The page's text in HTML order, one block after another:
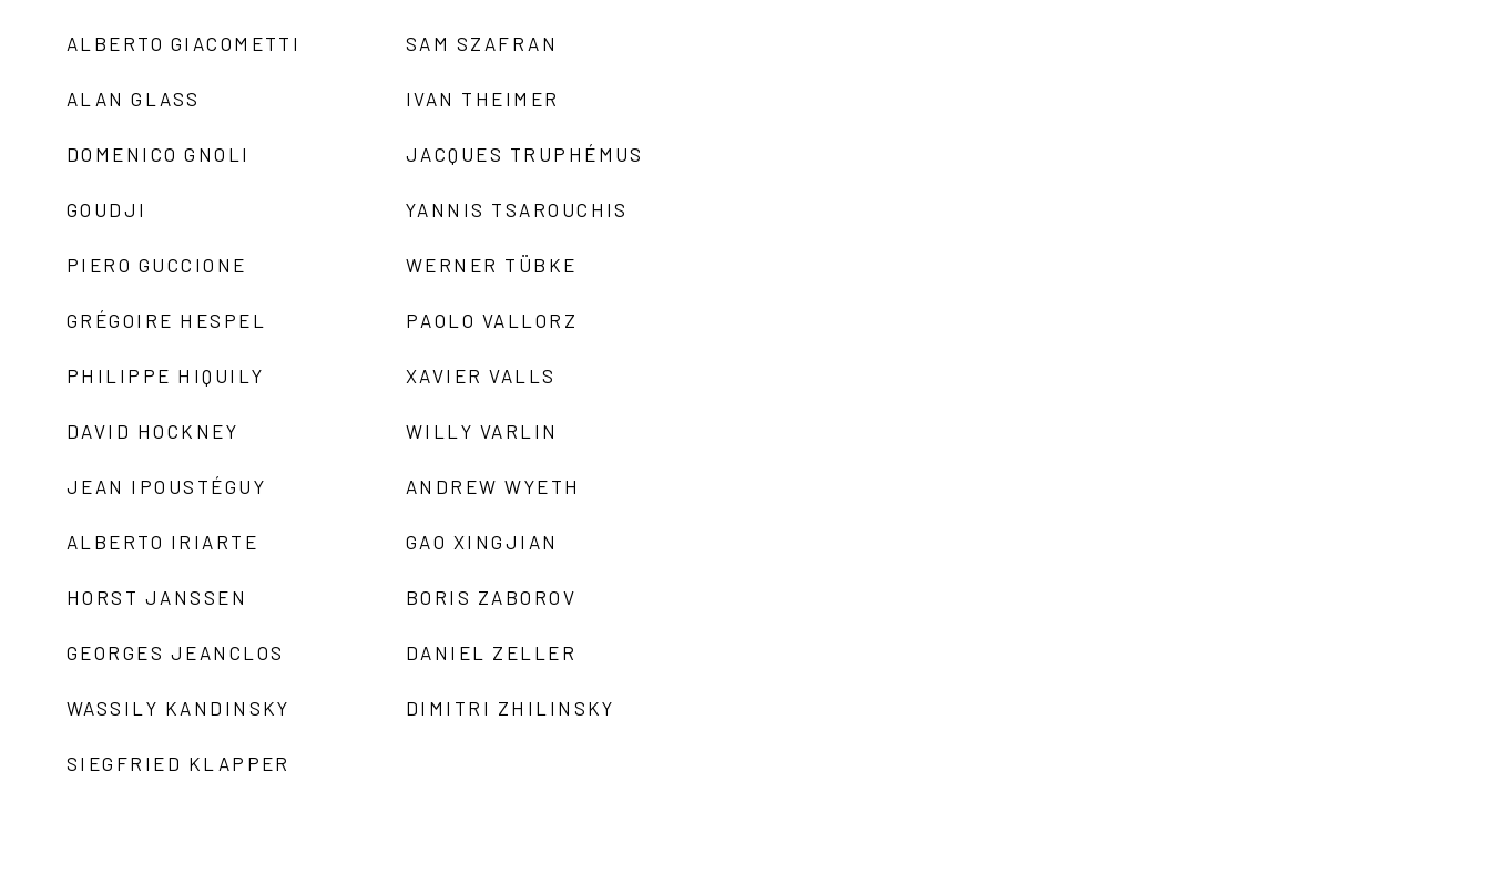
ALBERTO GIACOMETTI
ALAN GLASS
DOMENICO GNOLI
GOUDJI
PIERO GUCCIONE
GRÉGOIRE HESPEL
PHILIPPE HIQUILY
DAVID HOCKNEY
JEAN IPOUSTÉGUY
ALBERTO IRIARTE
HORST JANSSEN
GEORGES JEANCLOS
WASSILY KANDINSKY
SIEGFRIED KLAPPER
SAM SZAFRAN
IVAN THEIMER
JACQUES TRUPHÉMUS
YANNIS TSAROUCHIS
WERNER TÜBKE
PAOLO VALLORZ
XAVIER VALLS
WILLY VARLIN
ANDREW WYETH
GAO XINGJIAN
BORIS ZABOROV
DANIEL ZELLER
DIMITRI ZHILINSKY